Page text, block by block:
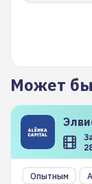
Может
Опытным